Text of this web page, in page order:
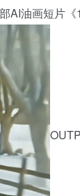
AI油画短片